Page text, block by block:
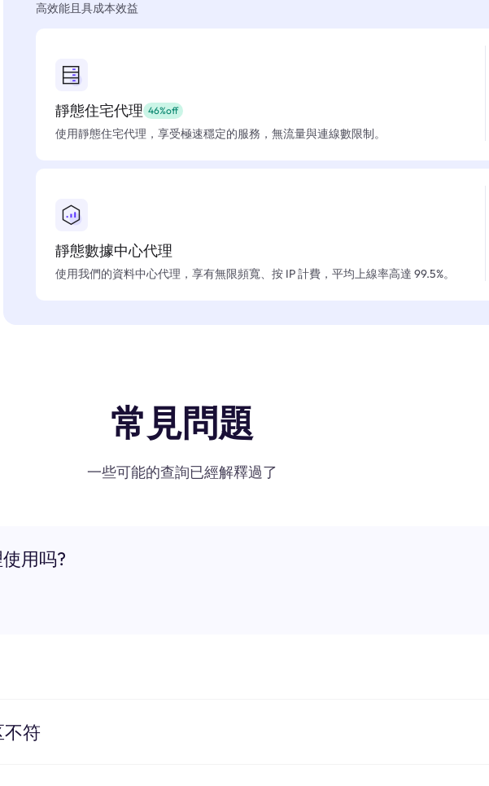
高效能且具成本效益
靜態住宅代理 46%off
使用靜態住宅代理，享受極速穩定的服務，無流量與連線數限制。
靜態數據中心代理
使用我們的資料中心代理，享有無限頻寬、按 IP 計費，平均上線率高達 99.5%。
常見問題
一些可能的查詢已經解釋過了
用吗?
符